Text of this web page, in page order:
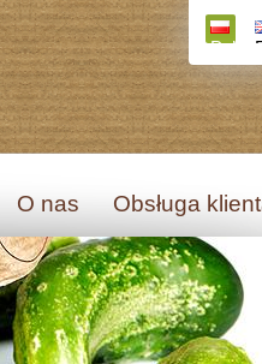
Polski
O nas Obsługa